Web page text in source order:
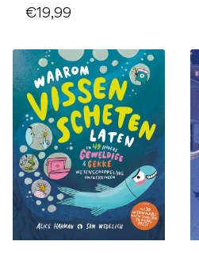
€19,99